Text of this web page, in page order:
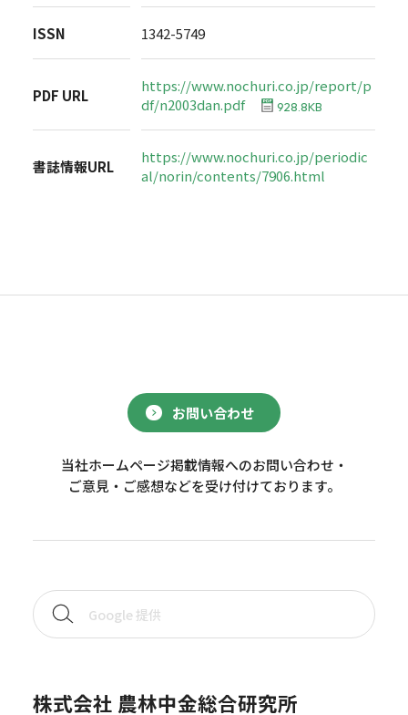
ISSN 1342-5749
PDF URL
https://www.nochuri.co.jp/report/p
df/n2003dan.pdf
928.8KB
書誌情報URL
https://www.nochuri.co.jp/periodic
al/norin/contents/7906.html
お問い合わせ
当社ホームページ掲載情報へのお問い合わせ・
ご意見・ご感想などを受け付けております。
株式会社 農林中金総合研究所